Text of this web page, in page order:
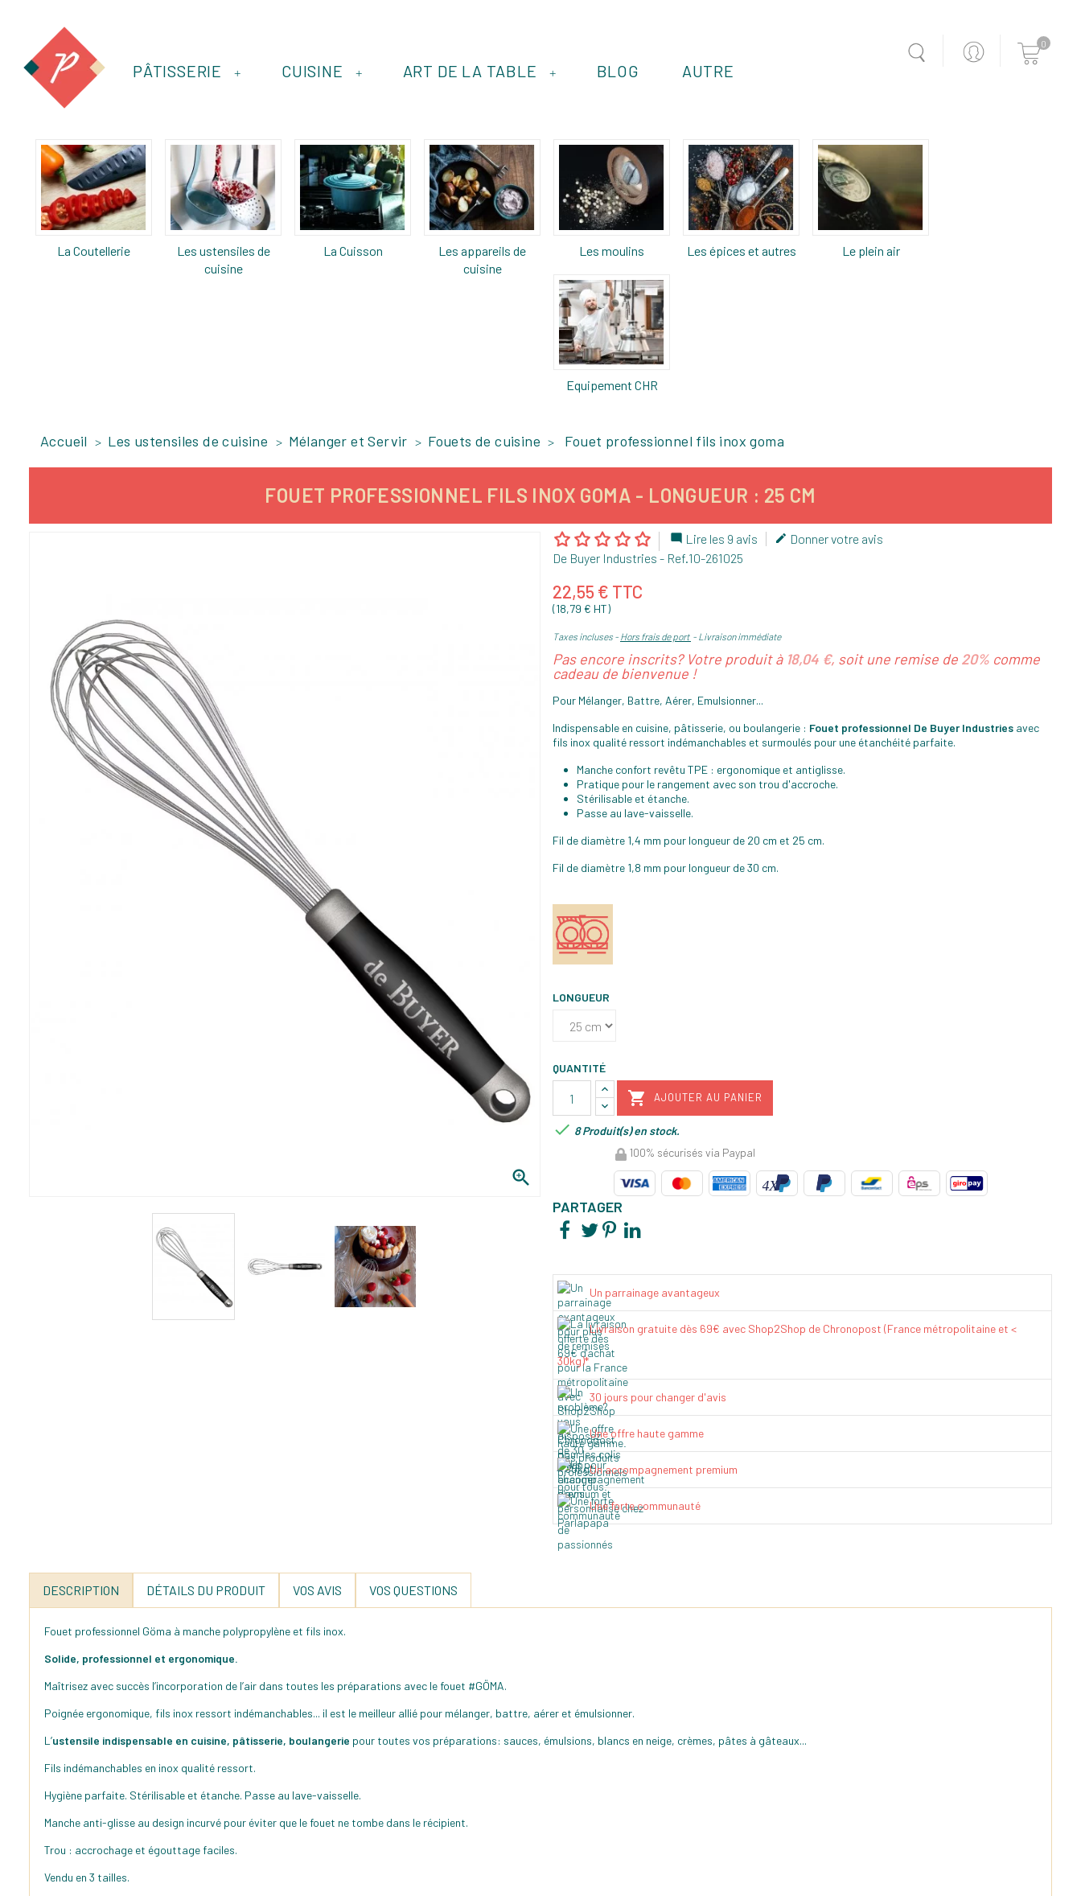
0
+
PÂTISSERIE +
CUISINE +
ART DE LA TABLE BLOG AUTRE
La Coutellerie
Les ustensiles de
cuisine
La Cuisson
Les appareils de
cuisine
Les moulins Les épices et autres Le plein air
Equipement CHR
Accueil Les ustensiles de cuisine Mélanger et Servir Fouets de cuisine Fouet professionnel fils inox goma
FOUET PROFESSIONNEL FILS INOX GOMA - LONGUEUR : 25 CM

 Lire les 9 avis  Donner votre avis
De Buyer Industries - Ref.10-261025
22,55 € TTC
(18,79 € HT)
Taxes incluses Hors frais de port Livraison immédiate
Pas encore inscrits? Votre produit à 18,04 €, soit une remise de 20% comme
cadeau de bienvenue !
Pour Mélanger, Battre, Aérer, Emulsionner...
Indispensable en cuisine, pâtisserie, ou boulangerie : Fouet professionnel De Buyer Industries avec
fils inox qualité ressort indémanchables et surmoulés pour une étanchéité parfaite.
Manche confort revêtu TPE : ergonomique et antiglisse.
Pratique pour le rangement avec son trou d'accroche.
Stérilisable et étanche.
Passe au lave-vaisselle.
Fil de diamètre 1,4 mm pour longueur de 20 cm et 25 cm.
Fil de diamètre 1,8 mm pour longueur de 30 cm.
LONGUEUR
QUANTITÉ
 AJOUTER AU PANIER
 8 Produit(s) en stock.
100% sécurisés via Paypal
PARTAGER
Un parrainage avantageux
Livraison gratuite dès 69€ avec Shop2Shop de Chronopost (France métropolitaine et <
30kg)*
30 jours pour changer d'avis
Une offre haute gamme
Un accompagnement premium
Une forte communauté
DESCRIPTION DÉTAILS DU PRODUIT VOS AVIS VOS QUESTIONS
Fouet professionnel Göma à manche polypropylène et fils inox.
Solide, professionnel et ergonomique.
Maîtrisez avec succès l’incorporation de l’air dans toutes les préparations avec le fouet #GÖMA.
Poignée ergonomique, fils inox ressort indémanchables... il est le meilleur allié pour mélanger, battre, aérer et émulsionner.
L’ustensile indispensable en cuisine, pâtisserie, boulangerie pour toutes vos préparations: sauces, émulsions, blancs en neige, crèmes, pâtes à gâteaux...
Fils indémanchables en inox qualité ressort.
Hygiène parfaite. Stérilisable et étanche. Passe au lave-vaisselle.
Manche anti-glisse au design incurvé pour éviter que le fouet ne tombe dans le récipient.
Trou : accrochage et égouttage faciles.
Vendu en 3 tailles.